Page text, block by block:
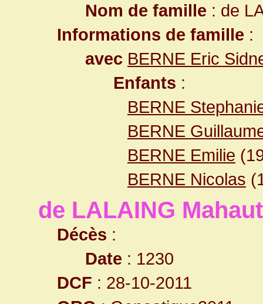
Nom de famille : de
Informations de famille :
avec BERNE Eric
Enfants :
BERNE
BERNE
BERNE Emilie
BERNE Nicolas
de LALAING Mahaut
Décès :
Date : 1230
DCF : 28-10-2011